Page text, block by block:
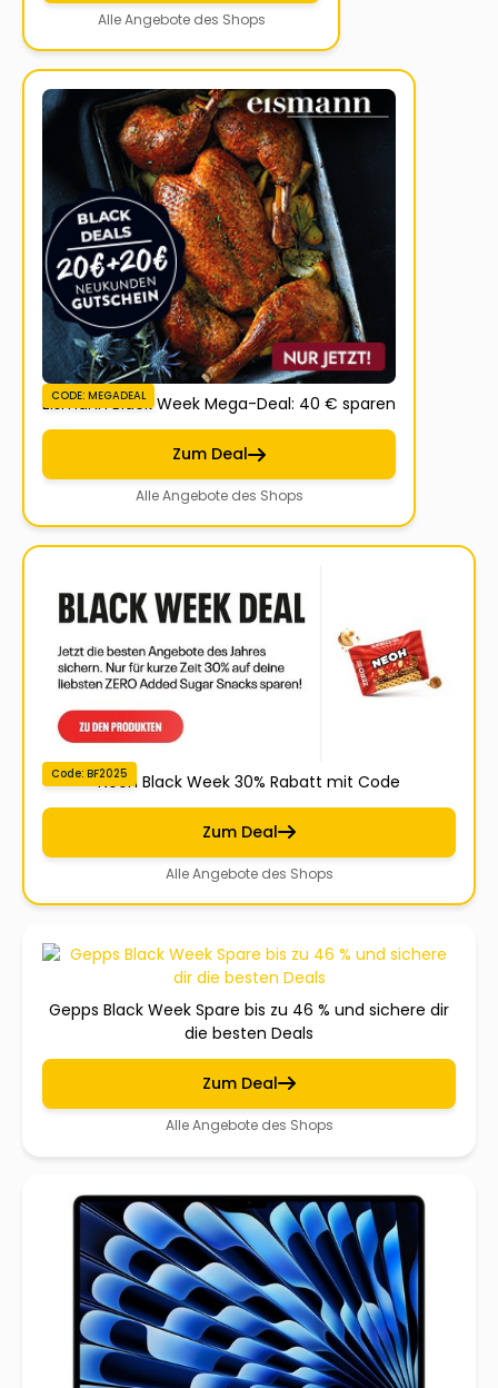
Alle Angebote des Shops
CODE: MEGADEAL
Eismann Black Week Mega-Deal: 40 € sparen
Zum Deal
Alle Angebote des Shops
Code: BF2025Neoh Black Week 30% Rabatt mit Code
Zum Deal
Alle Angebote des Shops
Gepps Black Week Spare bis zu 46 % und sichere dir
die besten Deals
Zum Deal
Alle Angebote des Shops